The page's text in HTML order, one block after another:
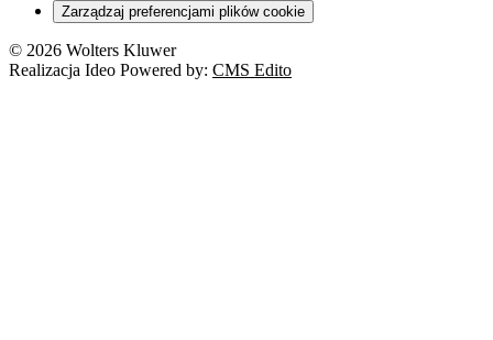
Zarządzaj preferencjami plików cookie
© 2026 Wolters Kluwer
Realizacja Ideo Powered by: CMS Edito